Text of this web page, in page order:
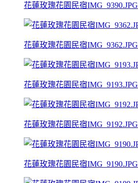
花蓮玫瑰花園民宿IMG_9390.JPG
花蓮玫瑰花園民宿IMG_9362.JPG
花蓮玫瑰花園民宿IMG_9193.JPG
花蓮玫瑰花園民宿IMG_9192.JPG
花蓮玫瑰花園民宿IMG_9190.JPG